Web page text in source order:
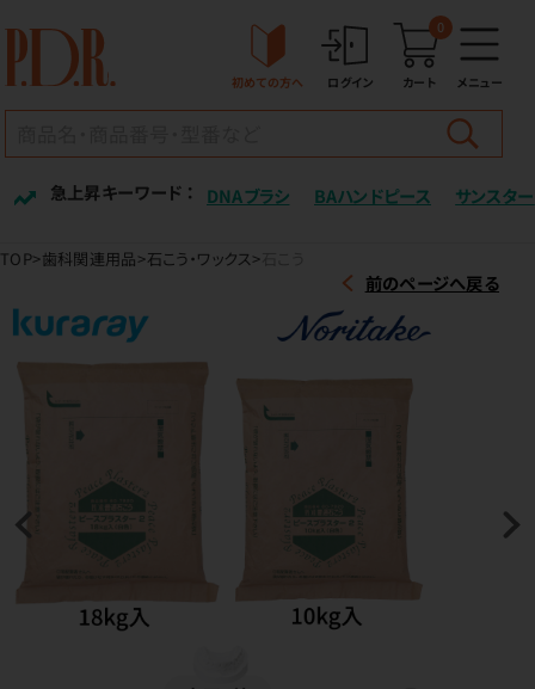
初めての方へ ログイン カート
0
メニュー
急上昇キーワード ： DNAブラシ BAハンドピース サンスター
TOP 歯科関連用品 石こう・ワックス
前のページへ戻る